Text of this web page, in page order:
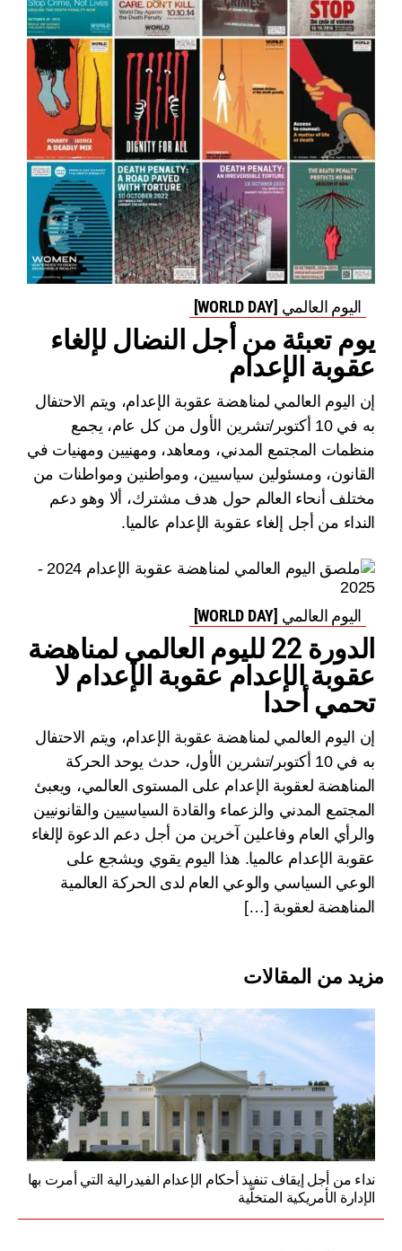
اليوم العالمي [WORLD DAY]
يوم تعبئة من أجل النضال لإلغاء
عقوبة الإعدام
إن اليوم العالمي لمناهضة عقوبة الإعدام، ويتم الاحتفال
به في 10 أكتوبر/تشرين الأول من كل عام، يجمع
منظمات المجتمع المدني، ومعاهد، ومهنيين ومهنيات في
القانون، ومسئولين سياسيين، ومواطنين ومواطنات من
مختلف أنحاء العالم حول هدف مشترك، ألا وهو دعم
النداء من أجل إلغاء عقوبة الإعدام عالميا.
اليوم العالمي [WORLD DAY]
الدورة 22 لليوم العالمي لمناهضة
عقوبة الإعدام عقوبة الإعدام لا
تحمي أحدا
إن اليوم العالمي لمناهضة عقوبة الإعدام، ويتم الاحتفال
به في 10 أكتوبر/تشرين الأول، حدث يوحد الحركة
المناهضة لعقوبة الإعدام على المستوى العالمي، ويعبئ
المجتمع المدني والزعماء والقادة السياسيين والقانونيين
والرأي العام وفاعلين آخرين من أجل دعم الدعوة لإلغاء
عقوبة الإعدام عالميا. هذا اليوم يقوي ويشجع على
الوعي السياسي والوعي العام لدى الحركة العالمية
المناهضة لعقوبة […]
مزيد من المقالات
نداء من أجل إيقاف تنفيذ أحكام الإعدام الفيدرالية التي أمرت بها
الإدارة الأمريكية المتخلّية